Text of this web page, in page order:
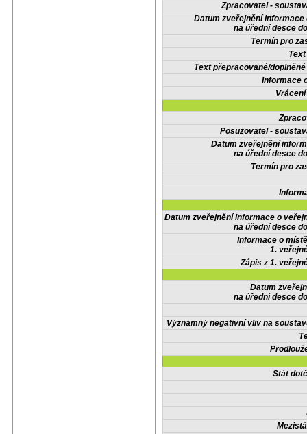
Zpracovatel -
Datum zveřejnění informace
na úřední desce
Termín pro
Text přepracované/
Informace
Posuzovatel -
Datum zveřejnění
na úřední desce
Termín pro
Datum zveřejnění informace o
na úřední desce
Informace o
1.
Zápis z 1.
Datum
na úřední desce
Významný negativní vliv na
Stát